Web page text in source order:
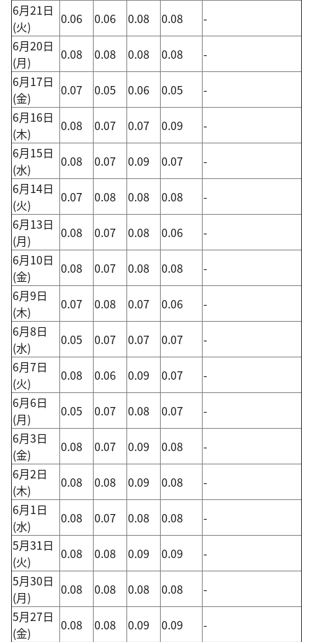
6月21日
(火)
0.06 0.06 0.08 0.08
-
6月20日
(月)
0.08 0.08 0.08 0.08
-
6月17日
(金)
0.07 0.05 0.06 0.05
-
6月16日
(木)
0.08 0.07 0.07 0.09
-
6月15日
(水)
0.08 0.07 0.09 0.07
-
6月14日
(火)
0.07 0.08 0.08 0.08
-
6月13日
(月)
0.08 0.07 0.08 0.06
-
6月10日
(金)
0.08 0.07 0.08 0.08
-
6月9日
(木)
0.07 0.08 0.07 0.06
-
6月8日
(水)
0.05 0.07 0.07 0.07
-
6月7日
(火)
0.08 0.06 0.09 0.07
-
6月6日
(月)
0.05 0.07 0.08 0.07
-
6月3日
(金)
0.08 0.07 0.09 0.08
-
6月2日
(木)
0.08 0.08 0.09 0.08
-
6月1日
(水)
0.08 0.07 0.08 0.08
-
5月31日
(火)
0.08 0.08 0.09 0.09
-
5月30日
(月)
0.08 0.08 0.08 0.08
-
5月27日
(金)
0.08 0.08 0.09 0.09
-